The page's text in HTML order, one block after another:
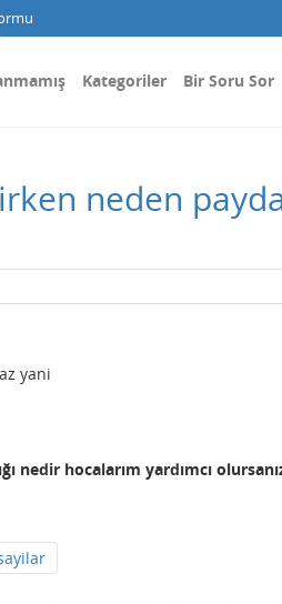
Kategoriler Bir Soru Sor
neden
yani
nedir hocalarım yardımcı